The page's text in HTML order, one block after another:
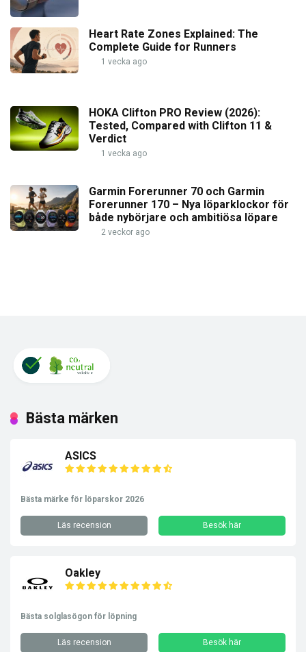
Heart Rate Zones Explained: The
Complete Guide for Runners
1 vecka ago
HOKA Clifton PRO Review (2026):
Tested, Compared with Clifton 11 &
Verdict
1 vecka ago
Garmin Forerunner 70 och Garmin
Forerunner 170 – Nya löparklockor för
både nybörjare och ambitiösa löpare
2 veckor ago
Bästa märken
ASICS
Bästa märke för löparskor 2026
Läs recension Besök här
Oakley
Bästa solglasögon för löpning
Läs recension Besök här